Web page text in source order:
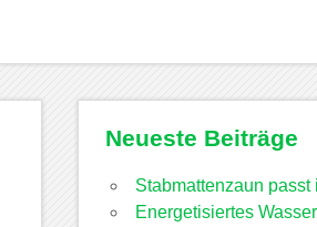
Neueste Beiträge
Stabmattenzaun passt
Energetisiertes